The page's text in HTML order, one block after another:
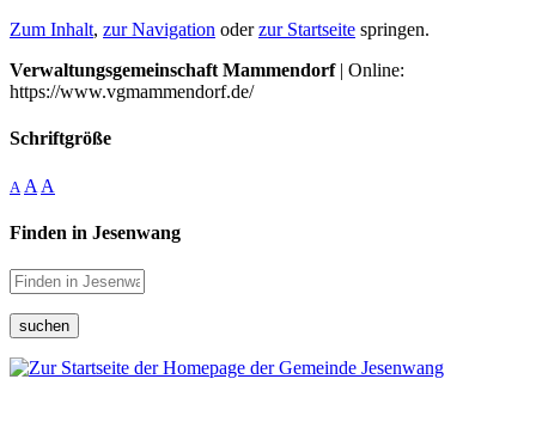
Zum Inhalt, zur Navigation oderzur Startseite springen.
Verwaltungsgemeinschaft Mammendorf| Online:
https://www.vgmammendorf.de/
Schriftgröße
A A A
Finden in Jesenwang
suchen